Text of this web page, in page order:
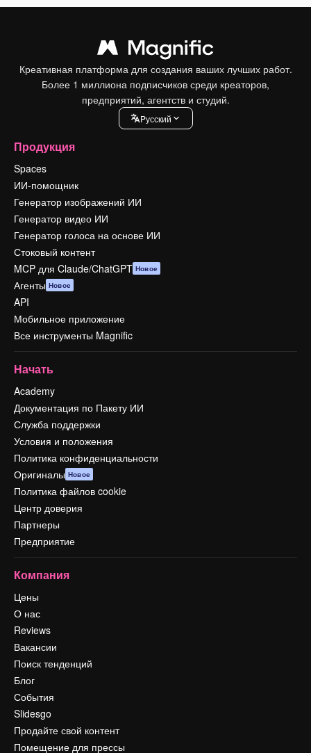
Креативная платформа для создания ваших лучших работ.
Более 1 миллиона подписчиков среди креаторов,
предприятий, агентств и студий.
Pусский
Продукция
Spaces
ИИ-помощник
Генератор изображений ИИ
Генератор видео ИИ
Генератор голоса на основе ИИ
Стоковый контент
MCP для Claude/ChatGPT Новое
Агенты Новое
API
Мобильное приложение
Все инструменты Magnific
Начать
Academy
Документация по Пакету ИИ
Служба поддержки
Условия и положения
Политика конфиденциальности
Оригиналы Новое
Политика файлов cookie
Центр доверия
Партнеры
Предприятие
Компания
Цены
О нас
Reviews
Вакансии
Поиск тенденций
Блог
События
Slidesgo
Продайте свой контент
Помещение для прессы